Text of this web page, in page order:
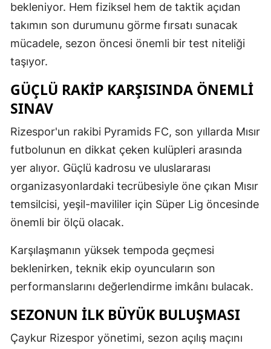
bekleniyor. Hem fiziksel hem de taktik açıdan
takımın son durumunu görme fırsatı sunacak
mücadele, sezon öncesi önemli bir test niteliği
taşıyor.
GÜÇLÜ RAKIP KARŞISINDA ÖNEMLI
SINAV
Rizespor'un rakibi Pyramids FC, son yıllarda Mısır
futbolunun en dikkat çeken kulüpleri arasında
yer alıyor. Güçlü kadrosu ve uluslararası
organizasyonlardaki tecrübesiyle öne çıkan Mısır
temsilcisi, yeşil-mavililer için Süper Lig öncesinde
önemli bir ölçü olacak.
Karşılaşmanın yüksek tempoda geçmesi
beklenirken, teknik ekip oyuncuların son
performanslarını değerlendirme imkânı bulacak.
SEZONUN İLK BÜYÜK BULUŞMASI
Çaykur Rizespor yönetimi, sezon açılış maçını